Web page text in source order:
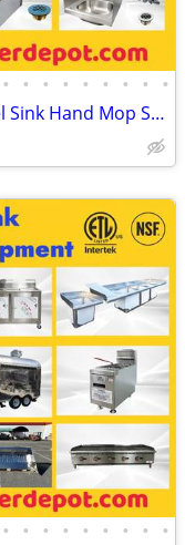
• • • • • • • • •
1 2 3 4 Compartment Stainless Steel Sink Hand Mop Sink Faucet
• • • • • • • • •